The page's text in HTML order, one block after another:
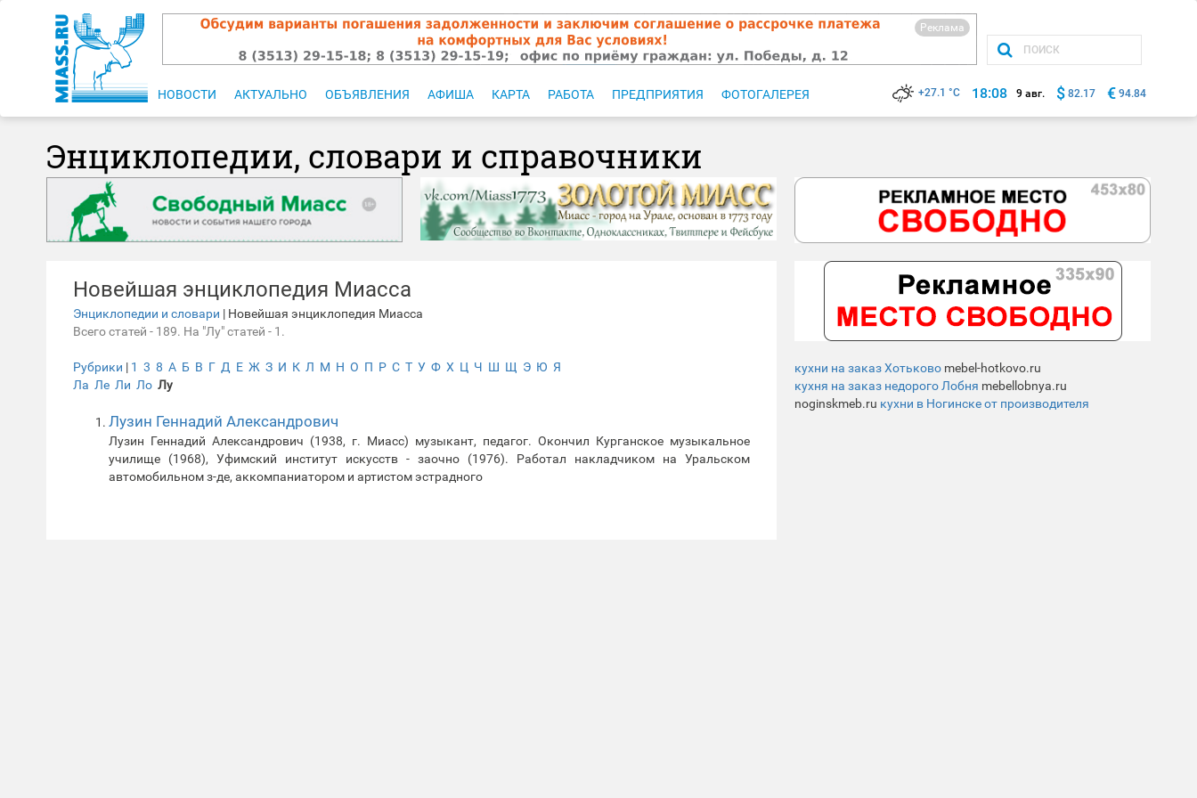
Реклама
НОВОСТИ АКТУАЛЬНО ОБЪЯВЛЕНИЯ АФИША КАРТА РАБОТА ПРЕДПРИЯТИЯ ФОТОГАЛЕРЕЯ +27.1 °C 18:08 9 авг. $ 82.17 € 94.84
Энциклопедии, словари и справочники
Новейшая энциклопедия Миасса
Энциклопедии и словари | Новейшая энциклопедия Миасса
Всего статей - 189. На "Лу" статей - 1.
Рубрики | 1 3 8 А Б В Г Д Е Ж З И К Л М Н О П Р С Т У Ф Х Ц Ч Ш Щ Э Ю Я
Ла Ле Ли Ло Лу
Лузин Геннадий Александрович
Лузин Геннадий Александрович (1938, г. Миасс) музыкант, педагог. Окончил Курганское музыкальное
училище (1968), Уфимский институт искусств - заочно (1976). Работал накладчиком на Уральском
автомобильном з-де, аккомпаниатором и артистом эстрадного
кухни на заказ Хотьково mebel-hotkovo.ru
кухня на заказ недорого Лобня mebellobnya.ru
noginskmeb.ru кухни в Ногинске от производителя